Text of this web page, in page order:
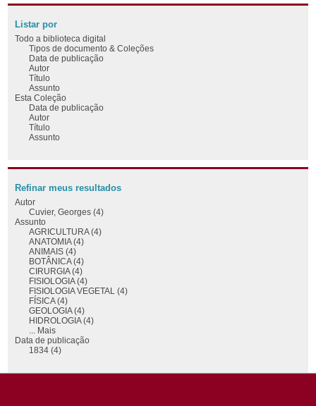
Listar por
Todo a biblioteca digital
Tipos de documento & Coleções
Data de publicação
Autor
Título
Assunto
Esta Coleção
Data de publicação
Autor
Título
Assunto
Refinar meus resultados
Autor
Cuvier, Georges (4)
Assunto
AGRICULTURA (4)
ANATOMIA (4)
ANIMAIS (4)
BOTÂNICA (4)
CIRURGIA (4)
FISIOLOGIA (4)
FISIOLOGIA VEGETAL (4)
FÍSICA (4)
GEOLOGIA (4)
HIDROLOGIA (4)
... Mais
Data de publicação
1834 (4)